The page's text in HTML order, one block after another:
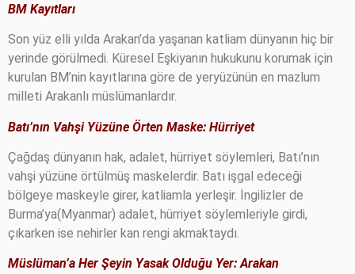
BM Kayıtları
Son yüz elli yılda Arakan’da yaşanan katliam dünyanın hiç bir
yerinde görülmedi. Küresel Eşkiyanın hukukunu korumak için
kurulan BM’nin kayıtlarına göre de yeryüzünün en mazlum
milleti Arakanlı müslümanlardır.
Batı’nın Vahşi Yüzüne Örten Maske: Hürriyet
Çağdaş dünyanın hak, adalet, hürriyet söylemleri, Batı’nın
vahşi yüzüne örtülmüş maskelerdir. Batı işgal edeceği
bölgeye maskeyle girer, katliamla yerleşir. İngilizler de
Burma’ya(Myanmar) adalet, hürriyet söylemleriyle girdi,
çıkarken ise nehirler kan rengi akmaktaydı.
Müslüman’a Her Şeyin Yasak Olduğu Yer:Arakan